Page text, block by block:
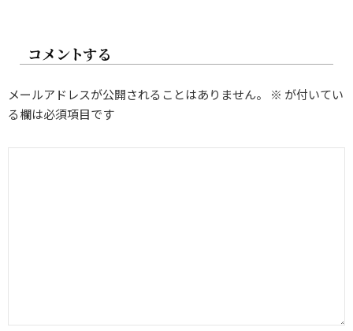
コメントする
メールアドレスが公開されることはありません。 ※ が付いてい
る欄は必須項目です